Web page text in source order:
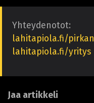
Yhteydenotot:
lahitapiola.fi/
lahitapiola.fi/yritys
Jaa artikkeli